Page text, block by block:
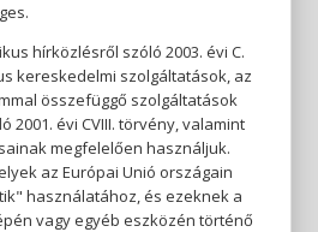
hírközlésről szóló 2003. évi C.
kereskedelmi szolgáltatások, az
összefüggő szolgáltatások
2001. évi CVIII. törvény, valamint
megfelelően használjuk.
az Európai Unió országain
használatához, és ezeknek a
vagy egyéb eszközén történő